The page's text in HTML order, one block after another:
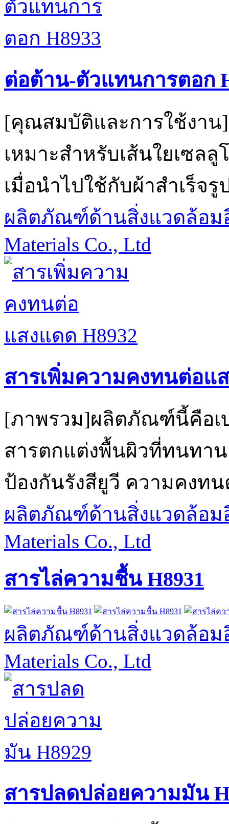
ต่อต้าน-ตัวแทนการตอก
[คุณสมบัติและการใช้งาน]
เหมาะสำหรับเส้นใยเซล
เมื่อนำไปใช้กับผ้าสำเร็จ
ผลิตภัณฑ์ด้านสิ่งแวดล้อม
Materials Co., Ltd
สารเพิ่มความคงทนต่อแ
[ภาพรวม]ผลิตภัณฑ์นี้คือเ
สารตกแต่งพื้นผิวที่ทนทา
ป้องกันรังสียูวี ความคงท
ผลิตภัณฑ์ด้านสิ่งแวดล้อม
Materials Co., Ltd
สารไล่ความชื้น H8931
ผลิตภัณฑ์ด้านสิ่งแวดล้อม
Materials Co., Ltd
สารปลดปล่อยความมัน